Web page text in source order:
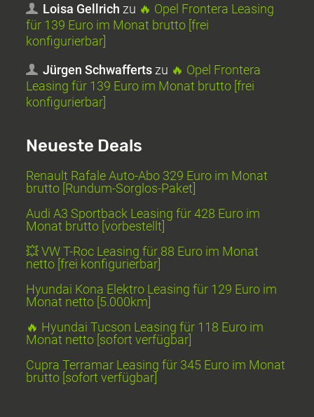
Loisa Gellrich zu 🔥 Opel Frontera Leasing
für 139 Euro im Monat brutto [frei
konfigurierbar]
Jürgen Schwafferts zu 🔥 Opel Frontera
Leasing für 139 Euro im Monat brutto [frei
konfigurierbar]
Neueste Deals
Renault Rafale Auto-Abo 329 Euro im Monat
brutto [Rundum-Sorglos-Paket]
Audi A3 Sportback Leasing für 428 Euro im
Monat brutto [vorbestellt]
💥 VW T-Roc Leasing für 88 Euro im Monat
netto [frei konfigurierbar]
Hyundai Kona Elektro Leasing für 129 Euro im
Monat netto [5.000km]
🔥 Hyundai Tucson Leasing für 118 Euro im
Monat netto [sofort verfügbar]
Cupra Terramar Leasing für 345 Euro im Monat
brutto [sofort verfügbar]